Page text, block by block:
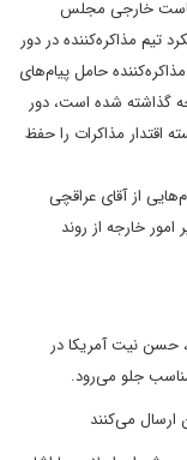
خارجی مجلس
تیم مذاکره‌کننده در دور
حامل پیام‌های
گذاشته شده است، دور
اقتدار مذاکرات را حفظ
از آقای عراقچی
خارجه از روند
حسن نیت آمریکا در
جلو می‌رود.
ارسال می‌کنند